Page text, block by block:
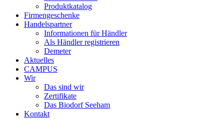
Produktkatalog
Firmengeschenke
Handelspartner
Informationen für Händler
Als Händler registrieren
Demeter
Aktuelles
CAMPUS
Wir
Das sind wir
Zertifikate
Das Biodorf Seeham
Kontakt